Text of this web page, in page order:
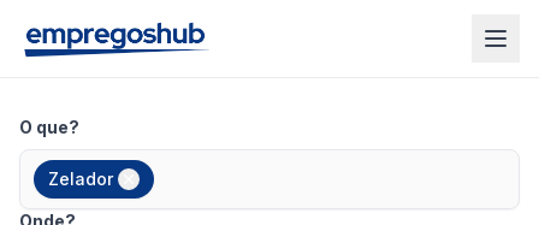
O que?
Zelador
Onde?